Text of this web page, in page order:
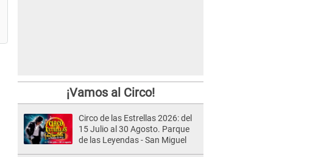
¡Vamos al Circo!
Circo de las Estrellas 2026: del
15 Julio al 30 Agosto. Parque
de las Leyendas - San Miguel